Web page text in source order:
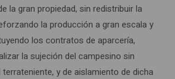
la gran propiedad, sin redistribuir la
la producción a gran escala y
los contratos de aparcería,
la sujeción del campesino sin
y de aislamiento de dicha